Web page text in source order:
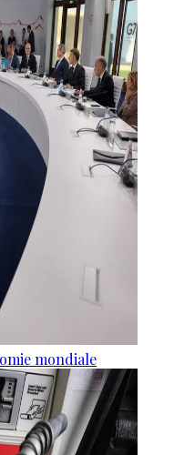
mondiale